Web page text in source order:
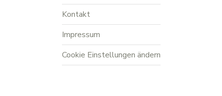
Kontakt
Impressum
Cookie Einstellungen ändern